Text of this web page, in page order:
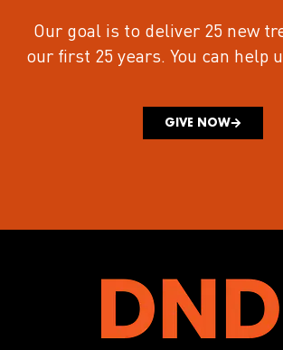
Our goal is to deliver 25 new
our first 25 years. You can help
GIVE NOW